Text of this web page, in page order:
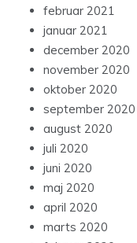
februar 2021
januar 2021
december 2020
november 2020
oktober 2020
september 2020
august 2020
juli 2020
juni 2020
maj 2020
april 2020
marts 2020